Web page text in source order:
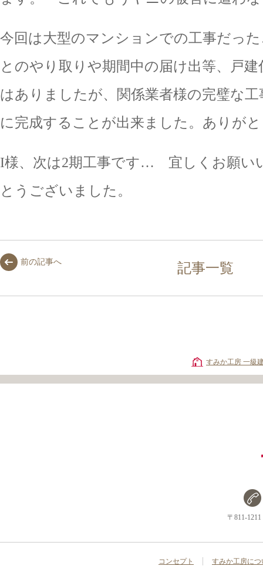
今回は大型のマンションでの工事だっ
とのやり取りや期間中の届け出等、戸
はありましたが、関係業者様の完璧な
に完成することが出来ました。ありが
I様、次は2期工事です… 宜しくお願
とうございました。
前の記事へ 記事一覧
すみか工房 一級
〒811-
コンセプト すみか工房につ